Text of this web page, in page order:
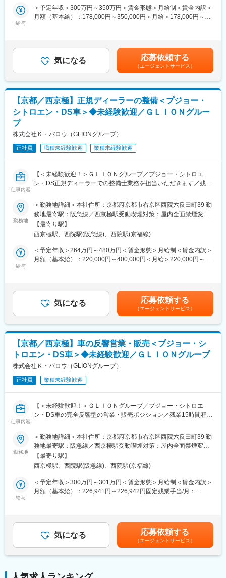
す。50代のベテラン社員も含め、全員が協力して業務を行ってい
ます。
のジュエリー・時計・メガネを取り扱う専門店です。地域のお客
様に寄り添いながら、丁寧なおもてなしを心掛け、幅広い年齢層
のお客様に対応しています。
■年収補足
・昇給：1月あたり5,000円～20,000円（前年度実績）
・賞与：年2回／30,000円～250,000円（前年度実績）※売上に応
変更の範囲：無
・営業職にチャレンジしたい方
材の提案営業をお任せします。
お客様のメニューや季節ごとのニーズをヒアリングし、最適な食
＜具体的には＞
・既存顧客への定期訪問
・見積書作成
・仕入先との調整
■業務の魅力：
◎全国のホテルや有名レストランとの取引多数、食を支える社会
◎既存のお客様との長期的な関係構築が重要なポジションです。
新規開拓や飛び込み営業等はございません。
◎高級和牛から輸入牛肉まで幅広い商品を提案できるので、お客
様へのご要望に幅広く対応ができます。
■働く環境：
20代～40代が中心に活躍しており、老舗ながら年功序列ではなく
業界知識やお肉の知識は入社後に学んでいただきます。先輩社員
との同行営業からスタートし、商品知識や提案方法を身につけて
いただきます。分からないことはすぐに周囲に確認できる環境が
整っており、少人数ならではの「部署全体で育てる」体制のもと
で、丁寧にサポートしていきます。
■同社の特徴・魅力：
◎創業70年以上の老舗食肉専門商社で、国産から輸入牛肉まで幅
広い商品を扱い、2012年には米国農務省・米国大使館より「アメ
リカ農産物の殿堂入り」を受賞するなど、安定した経営基盤を築
いてきました。
◎社員の働きやすさにも配慮しており、お肉を安く購入できる制
度、ベネフィット加入、万一に備えた生命保険の会社負担加入な
ど、家族を含めて安心できる環境が整っています。
変更の範囲：会社の定める業務
給与
＜予定年収＞300万円～350万円＜賃金形態＞月給制＜賃金内訳＞
月額（基本給）：178,000円～350,000円＜月給＞178,000円～
考を通じて上下する可能性があります。月給(月額)は固定手当を含
めた表記です。
気になる 応募依頼する
（エージェントサービス）
【京都／西京極】正規ディーラーの整備＜プジョー・
シトロエン・DS車＞◆未経験歓迎／ＧＬＩＯＮグルー
プ
株式会社Ｋ・バロウ（GLIONグループ）
正社員 職種未経験歓迎 業種未経験歓迎
仕事内容
【＜未経験歓迎！＞ＧＬＩＯＮグループ／プジョー・シトロエ
ン・DS正規ディーラーでの整備士業務を担当いただきます／残業
■採用背景：
売上好調（販売台数の増加）による増員となります。
■業務概要：
同社は自動車関連事業を中心に、料飲、ウェディング、旅館事業
など多岐にわたる分野で活躍しています。今回の募集は、プジョ
からのEラーニングやWEBトレーニングで着実に成長できます。
・新車・中古車の納車前点検
・EラーニングやWEBトレーニングでのスキル向上
・ベテラン整備士からの指導
■組織体制：
京都拠点では月に350台の整備が行われており、多くの整備士が
在籍しています。ベテラン整備士が多く、チームとして互いにサ
ポートし合いながら業務を進めます。定期的な研修やトレーニン
グを通じて、常に最新の知識と技術を習得できる環境が整ってい
ます。
■研修について：
年間5講座程のメーカー研修を受けていただきます。基本的なビジ
ネスマナーやコミュニケーションスキル、ブランドの歴史などを
学ぶことができます。その後は現場配属となり、OJTを通じて商
終了後も、月1～2回程度のGLION GROUPの研修・勉強会によ
り、知識を深めスキルアップできるようサポートを受けられます
同社は「クルマの総合商社」として、国内外に120社、368拠点を
展開しています。1986年の創業以来、「挑戦し続けること」を経
営理念とし、成長を続けてきました。お客様の喜びを第一に考
え、年齢や性別に関係なく評価される文化を持つ同社では、社員
事業以外にも、多岐にわたる事業展開を行い、グローバルな視点
勤務地
＜勤務地詳細＞本社住所：京都府京都市右京区西院六反田町39 勤
務地最寄駅：阪急線／西京極駅受動喫煙対策：屋内全面禁煙変更
の範囲：無
【最寄り駅】
西京極駅、西院駅(阪急線)、西院駅(京福線)
給与
＜予定年収＞264万円～480万円＜賃金形態＞月給制＜賃金内訳＞
月額（基本給）：220,000円～400,000円＜月給＞220,000円～
があります。月給(月額)は固定手当を含めた表記です。
気になる 応募依頼する
（エージェントサービス）
【京都／西京極】車の反響営業・販売＜プジョー・シ
トロエン・DS車＞◆未経験歓迎／ＧＬＩＯＮグループ
株式会社Ｋ・バロウ（GLIONグループ）
正社員 業種未経験歓迎
仕事内容
【＜未経験歓迎！＞ＧＬＩＯＮグループ／プジョー・シトロエ
ン・DS車の完全反響型の営業・販売ポジション／残業15時間程／
■採用背景：
売上好調（販売台数の増加）による増員となります。
■業務概要：
当社は自動車関連事業を中心に、料飲、ウェディング、旅館事業
など多岐にわたる分野で活躍しています。今回の募集は、プジョ
で、満足度の高いサービスを提供していただきます。
勤務地
＜勤務地詳細＞本社住所：京都府京都市右京区西院六反田町39 勤
務地最寄駅：阪急線／西京極駅受動喫煙対策：屋内全面禁煙変更
の範囲：会社の定める事業所
【最寄り駅】
西京極駅、西院駅(阪急線)、西院駅(京福線)
給与
＜予定年収＞300万円～301万円＜賃金形態＞月給制＜賃金内訳＞
月額（基本給）：226,941円～226,942円固定残業手当/月：
慮し決定します。※別途インセンティブ支給■月収例：75万円／月
給＋インセンティブ業績を正当に反映した評価制度があるので、
月に50万円以上のインセンティブを得ているスタッフも在籍して
います。■年収例：550万円／入社5年目（経験者）※月給×12ヵ月
じて上下する可能性があります。月給(月額)は固定手当を含めた表
気になる 応募依頼する
（エージェントサービス）